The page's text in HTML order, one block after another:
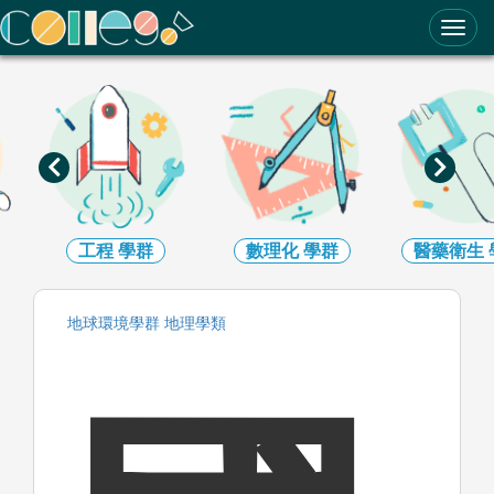
ColleGo! 大學選才與高中育才輔助系統
工程 學群 數理化學群 醫藥衛生
地球環境學群 地理學類